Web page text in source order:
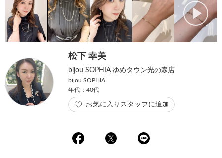
松下 幸美
bijou SOPHIA ゆめタウン光の森店
bijou SOPHIA
年代：40代
お気に入りスタッフに追加